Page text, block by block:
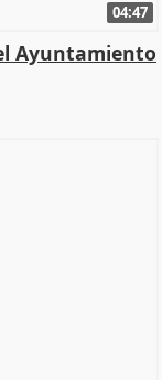
04:47
Ayuntamiento